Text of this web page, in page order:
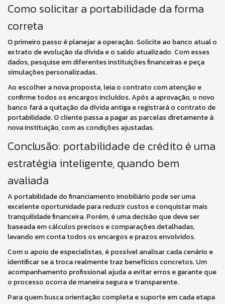
Como solicitar a portabilidade da forma
correta
O primeiro passo é planejar a operação. Solicite ao banco atual o
extrato de evolução da dívida e o saldo atualizado. Com esses
dados, pesquise em diferentes instituições financeiras e peça
simulações personalizadas.
Ao escolher a nova proposta, leia o contrato com atenção e
confirme todos os encargos incluídos. Após a aprovação, o novo
banco fará a quitação da dívida antiga e registrará o contrato de
portabilidade. O cliente passa a pagar as parcelas diretamente à
nova instituição, com as condições ajustadas.
Conclusão: portabilidade de crédito é uma
estratégia inteligente, quando bem
avaliada
A portabilidade do financiamento imobiliário pode ser uma
excelente oportunidade para reduzir custos e conquistar mais
tranquilidade financeira. Porém, é uma decisão que deve ser
baseada em cálculos precisos e comparações detalhadas,
levando em conta todos os encargos e prazos envolvidos.
Com o apoio de especialistas, é possível analisar cada cenário e
identificar se a troca realmente traz benefícios concretos. Um
acompanhamento profissional ajuda a evitar erros e garante que
o processo ocorra de maneira segura e transparente.
Para quem busca orientação completa e suporte em cada etapa